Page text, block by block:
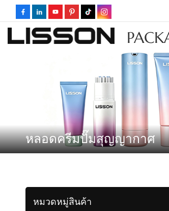
หลอดครีมปั๊มสุญญากาศ
หมวดหมู่สินค้า